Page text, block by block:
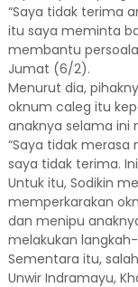
“Saya tidak terima
itu saya meminta
membantu
Jumat (6/2).
Menurut dia,
oknum caleg itu
anaknya selama ini
“Saya tidak merasa
saya tidak terima.
Untuk itu, Sodikin
memperkarakan
dan menipu
melakukan
Sementara itu,
Unwir Indramayu,